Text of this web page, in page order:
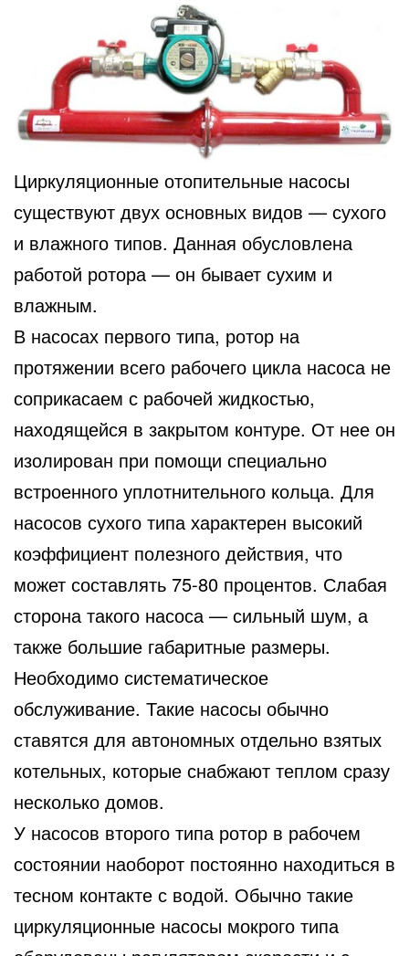
Циркуляционные отопительные насосы
существуют двух основных видов — сухого
и влажного типов. Данная обусловлена
работой ротора — он бывает сухим и
влажным.
В насосах первого типа, ротор на
протяжении всего рабочего цикла насоса не
соприкасаем с рабочей жидкостью,
находящейся в закрытом контуре. От нее он
изолирован при помощи специально
встроенного уплотнительного кольца. Для
насосов сухого типа характерен высокий
коэффициент полезного действия, что
может составлять 75-80 процентов. Слабая
сторона такого насоса — сильный шум, а
также большие габаритные размеры.
Необходимо систематическое
обслуживание. Такие насосы обычно
ставятся для автономных отдельно взятых
котельных, которые снабжают теплом сразу
несколько домов.
У насосов второго типа ротор в рабочем
состоянии наоборот постоянно находиться в
тесном контакте с водой. Обычно такие
циркуляционные насосы мокрого типа